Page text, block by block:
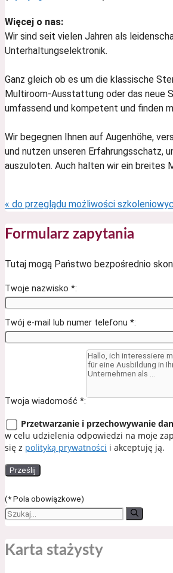
Więcej o nas:
Wir sind seit vielen Jahren als
Unterhaltungselektronik.
Ganz gleich ob es um die klassische
Multiroom-Ausstattung oder das neue
umfassend und kompetent und finden
Wir begegnen Ihnen auf Augenhöhe,
und nutzen unseren Erfahrungsschatz,
auszuloten. Auch halten wir ein breites
« do przeglądu możliwości
Formularz zapytania
Tutaj mogą Państwo bezpośrednio
Twoje nazwisko *:
Twój e-mail lub numer telefonu *:
Twoja wiadomość *:
Przetwarzanie i przechowywanie
w celu udzielenia odpowiedzi na moje
się z polityką prywatności i akceptuję ją.
(* Pola obowiązkowe)
Suchen
Karta stażysty